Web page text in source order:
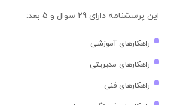
این پرسشنامه دارای 29 سوال و 5 بعد:
راهکارهای آموزشی
راهکارهای مدیریتی
راهکارهای فنی